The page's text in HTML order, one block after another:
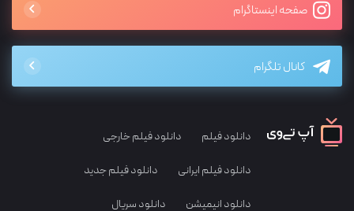
صفحه اینستاگرام
کانال تلگرام
دانلود فیلم دانلود فیلم خارجی
دانلود فیلم ایرانی دانلود فیلم جدید
دانلود انیمیشن دانلود سریال